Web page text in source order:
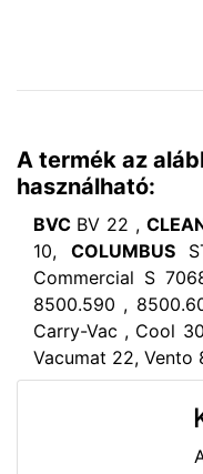
A termék az
használható:
BVC BV 22 ,
10, COLUMBUS
Commercial S
8500.590 ,
Carry-Vac , Cool
Vacumat 22, Vento